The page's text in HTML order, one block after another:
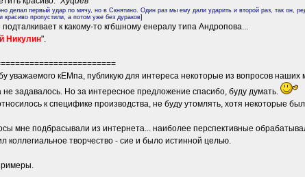
делал первый удар по мячу, но в Скнятино. Один раз мы ему дали ударить и второй раз, так
красиво пропустили, а потом уже без дураков]
к какому-то кгбшному енералу типа Андропова...
Никулин".
уважаемого кЕМпа, публикую для интереса некоторые из вопросов наших
задавалось. Но за интересное предложение спасибо, буду думать.
к специфике производства, не буду утомлять, хотя некоторые
мне подбрасывали из интернета... наиболее перспективные
коллегиальное творчество - сие и было истинной целью.